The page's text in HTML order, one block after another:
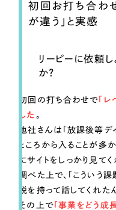
初回お打ち合わ
が違う」と実感
リーピーに依頼
か？
初回の打ち合わせで 「
した 。
他社さんは「放課後等デ
ところから入ることが多
にサイトをしっかり見て
調べた上で、「こういう
説を持って話してくれた
その上で「事業をどう成